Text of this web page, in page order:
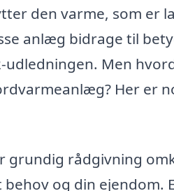
den varme, som er
anlæg bidrage til
Men
Her er
grundig rådgivning
og din ejendom.